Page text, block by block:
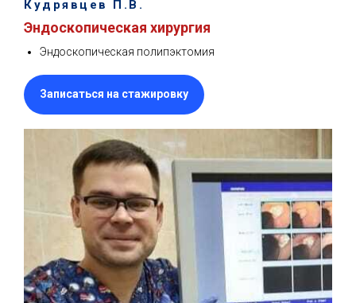
Кудрявцев П.В.
Эндоскопическая хирургия
Эндоскопическая полипэктомия
Записаться на стажировку